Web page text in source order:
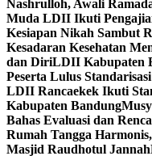
Nashrulloh, Awali
Muda LDII Ikuti
Kesiapan Nikah Sambut
Kesadaran Kesehatan
dan DiriLDII Kabupaten
Peserta Lulus
LDII Rancaekek Ikuti
Kabupaten Bandung
Bahas Evaluasi dan
Rumah Tangga
Masjid Raudhotul Jannah